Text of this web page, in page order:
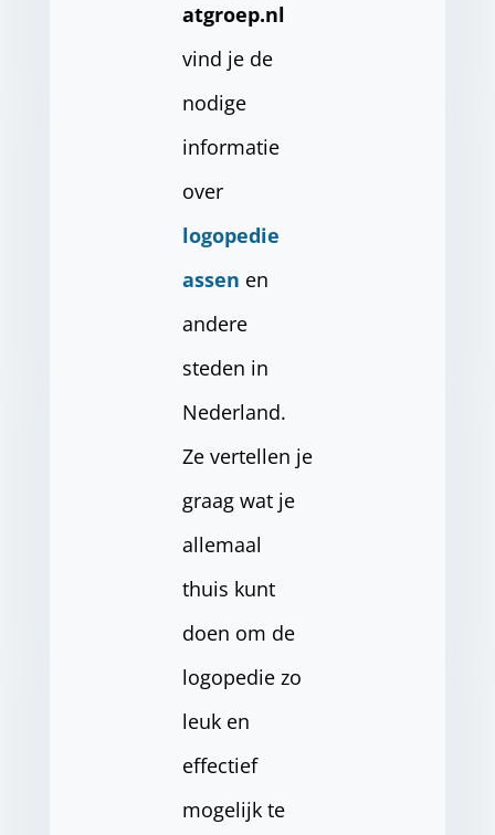
atgroep.nl
vind je de
nodige
informatie
over
logopedie
assen en
andere
steden in
Nederland.
Ze vertellen je
graag wat je
allemaal
thuis kunt
doen om de
logopedie zo
leuk en
effectief
mogelijk te